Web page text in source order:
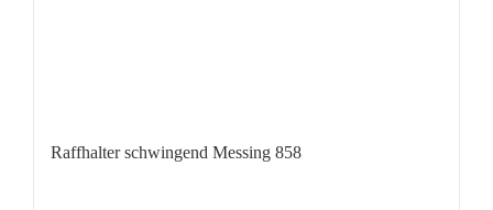
Raffhalter schwingend Messing 858